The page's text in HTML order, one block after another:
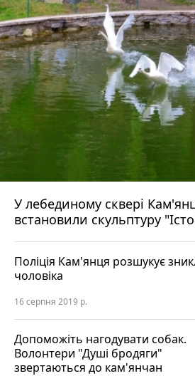
У лебединому сквері Кам'янця-Подільського
встановили скульптуру
Поліція Кам'янця розшукує
чоловіка
16 серпня 2019 р.
Допоможіть нагодувати собак.
Волонтери "Душі бродяги"
звертаються до кам'янчан